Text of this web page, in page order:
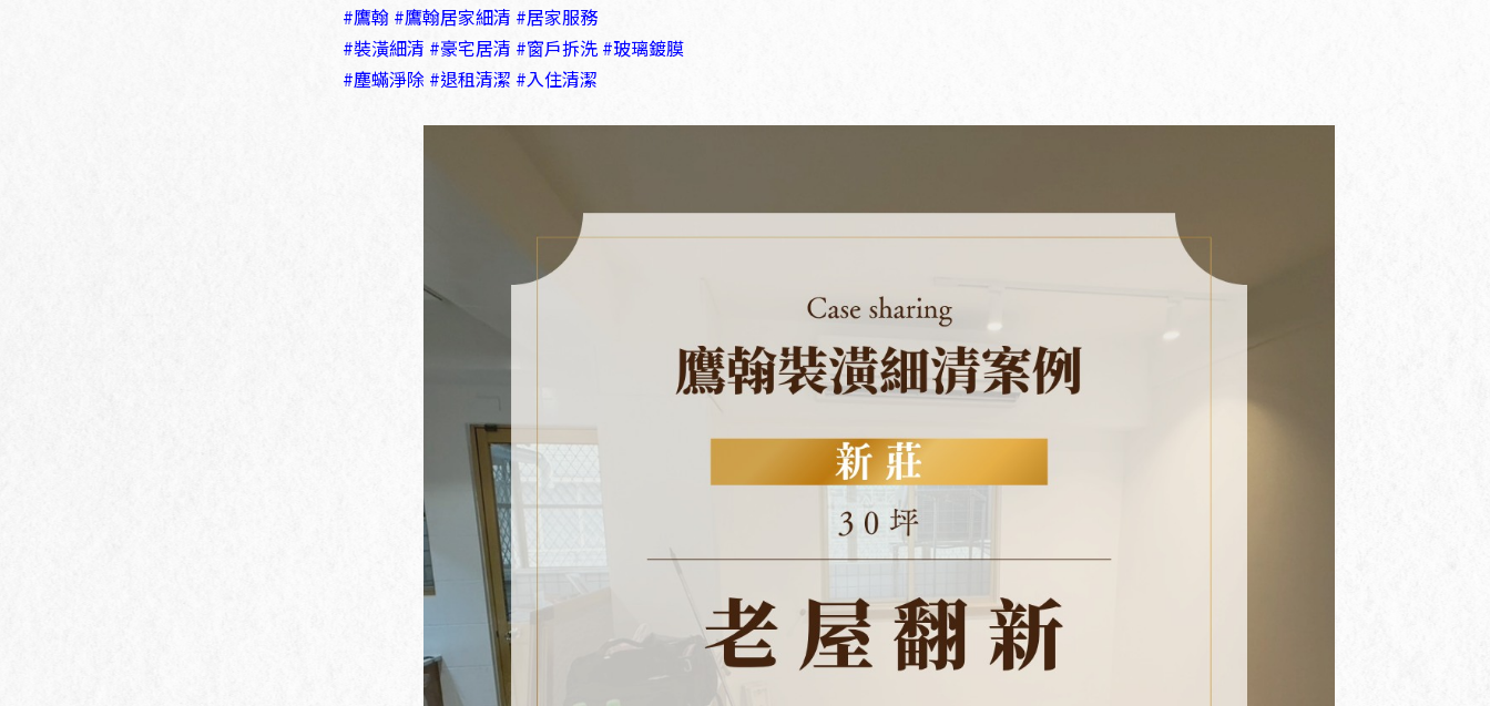
#鷹翰 #鷹翰居家細清 #居家服務
#裝潢細清 #豪宅居清 #窗戶拆洗 #玻璃鍍膜
#塵蟎淨除 #退租清潔 #入住清潔